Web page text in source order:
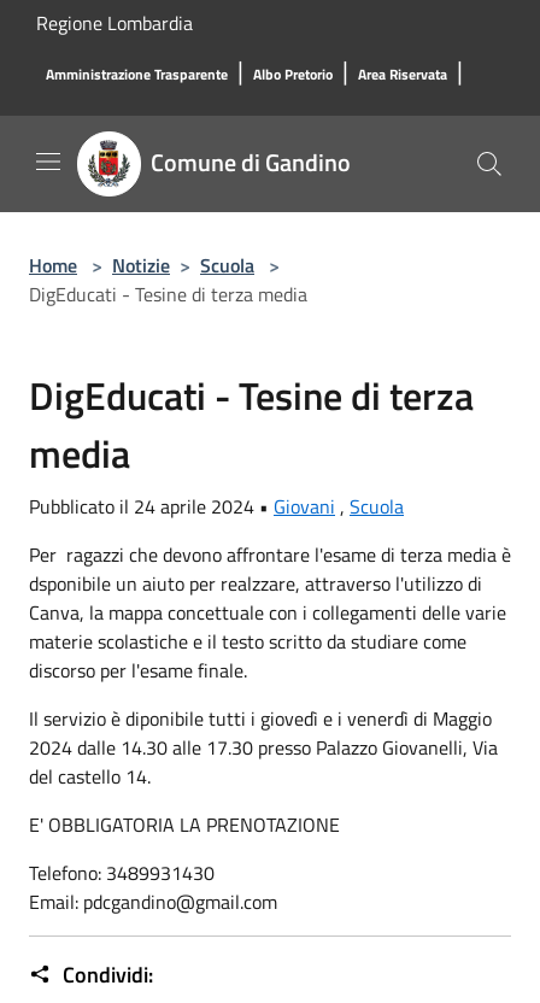
Salta al contenuto principale
Regione Lombardia
Amministrazione Trasparente | Albo Pretorio | Area Riservata |
Comune di Gandino
Home > Notizie > Scuola >
DigEducati - Tesine di terza media
DigEducati - Tesine di terza
media
Pubblicato il 24 aprile 2024 • Giovani , Scuola
Per ragazzi che devono affrontare l'esame di terza media è
dsponibile un aiuto per realzzare, attraverso l'utilizzo di
Canva, la mappa concettuale con i collegamenti delle varie
materie scolastiche e il testo scritto da studiare come
discorso per l'esame finale.
Il servizio è diponibile tutti i giovedì e i venerdì di Maggio
2024 dalle 14.30 alle 17.30 presso Palazzo Giovanelli, Via
del castello 14.
E' OBBLIGATORIA LA PRENOTAZIONE
Telefono: 3489931430
Email: pdcgandino@gmail.com
Condividi: